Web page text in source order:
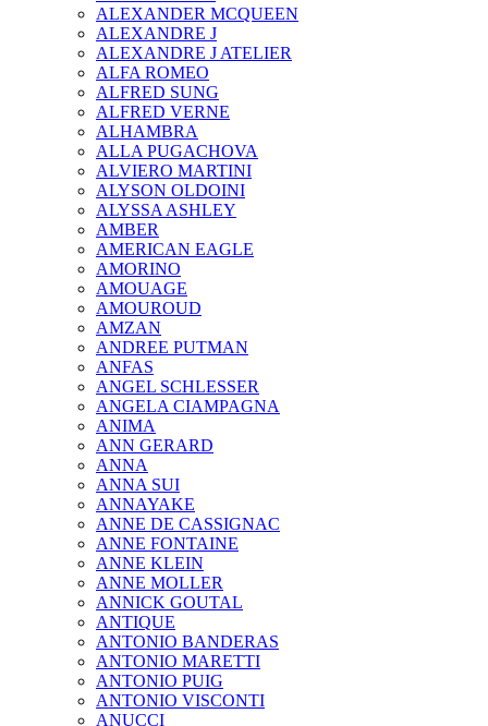
ALEXANDER MCQUEEN
ALEXANDRE J
ALEXANDRE J ATELIER
ALFA ROMEO
ALFRED SUNG
ALFRED VERNE
ALHAMBRA
ALLA PUGACHOVA
ALVIERO MARTINI
ALYSON OLDOINI
ALYSSA ASHLEY
AMBER
AMERICAN EAGLE
AMORINO
AMOUAGE
AMOUROUD
AMZAN
ANDREE PUTMAN
ANFAS
ANGEL SCHLESSER
ANGELA CIAMPAGNA
ANIMA
ANN GERARD
ANNA
ANNA SUI
ANNAYAKE
ANNE DE CASSIGNAC
ANNE FONTAINE
ANNE KLEIN
ANNE MOLLER
ANNICK GOUTAL
ANTIQUE
ANTONIO BANDERAS
ANTONIO MARETTI
ANTONIO PUIG
ANTONIO VISCONTI
ANUCCI